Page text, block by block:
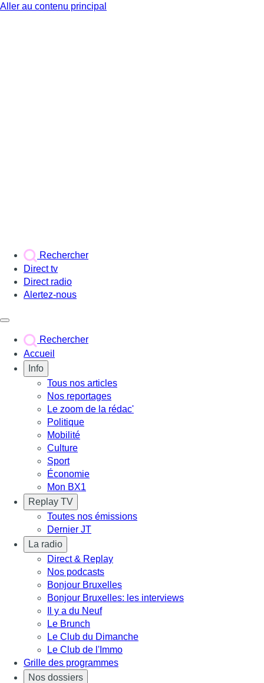
Aller au contenu principal
Rechercher
Direct tv
Direct radio
Alertez-nous
Rechercher
Accueil
Info
Tous nos articles
Nos reportages
Le zoom de la rédac'
Politique
Mobilité
Culture
Sport
Économie
Mon BX1
Replay TV
Toutes nos émissions
Dernier JT
La radio
Direct & Replay
Nos podcasts
Bonjour Bruxelles
Bonjour Bruxelles: les interviews
Il y a du Neuf
Le Brunch
Le Club du Dimanche
Le Club de l'Immo
Grille des programmes
Nos dossiers